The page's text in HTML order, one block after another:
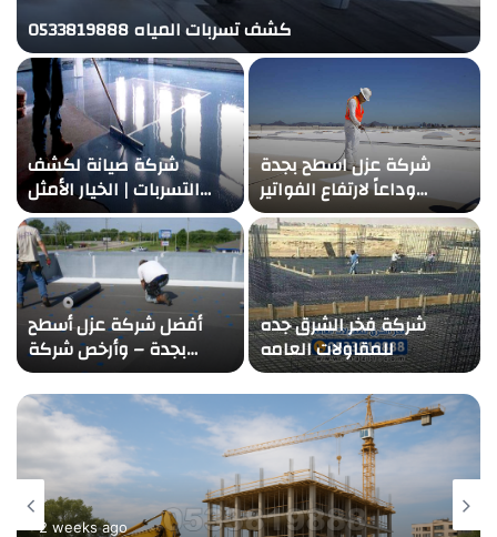
كشف تسربات المياه 0533819888
شركة صيانة لكشف
التسربات | الخيار الأمثل
لبيئتك الآمنة: مقال
احترافي ترويجي لشركة
كشف تسربات المياه بجدة
شركة عزل اسطح بجدة
وداعاً لارتفاع الفواتير
ومشاكل التسربات: الحل
الأمثل لعزل الأسطح بجدة
أفضل شركة عزل أسطح
بجدة – وأرخص شركة
عوازل
شركة فخر الشرق جده
للمقاولات العامه
2 weeks ago